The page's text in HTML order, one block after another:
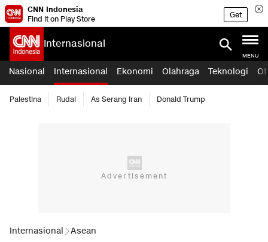
CNN Indonesia
Find it on Play Store
Get
Internasional
MENU
Nasional Internasional Ekonomi Olahraga Teknologi
Palestina Rudal As Serang Iran Donald Trump
Internasional Asean